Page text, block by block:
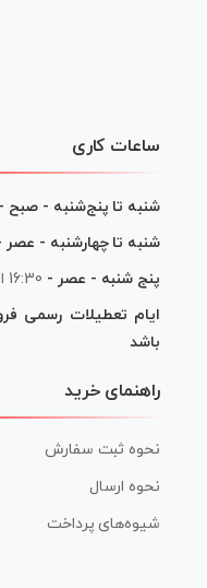
ساعات کاری
شنبه تا پنج‌شنبه - صبح -
شنبه تا چهارشنبه - عصر
پنج شنبه - عصر - 16:30 الی 19
ایام تعطیلات رسمی
باشد
راهنمای خرید
نحوه ثبت سفارش
نحوه ارسال
شیوه‌های پرداخت